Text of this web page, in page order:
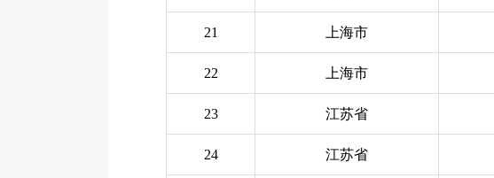
21 上海市
22 上海市
23 江苏省
24 江苏省